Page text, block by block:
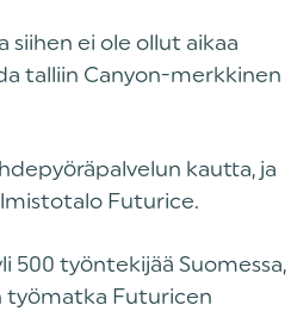
siihen ei ole ollut aikaa
talliin Canyon-merkkinen
kautta, ja
Futurice.
500 työntekijää Suomessa,
työmatka Futuricen